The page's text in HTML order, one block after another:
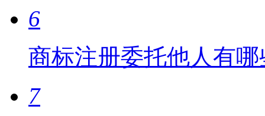
6
商标注册委托他人有
7